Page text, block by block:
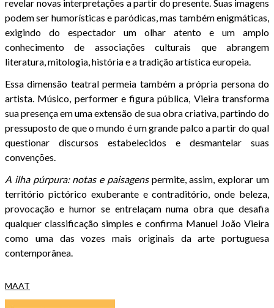
revelar novas interpretações a partir do presente. Suas imagens
podem ser humorísticas e paródicas, mas também enigmáticas,
exigindo do espectador um olhar atento e um amplo
conhecimento de associações culturais que abrangem
literatura, mitologia, história e a tradição artística europeia.
Essa dimensão teatral permeia também a própria persona do
artista. Músico, performer e figura pública, Vieira transforma
sua presença em uma extensão de sua obra criativa, partindo do
pressuposto de que o mundo é um grande palco a partir do qual
questionar discursos estabelecidos e desmantelar suas
convenções.
A ilha púrpura: notas e paisagenspermite, assim, explorar um
território pictórico exuberante e contraditório, onde beleza,
provocação e humor se entrelaçam numa obra que desafia
qualquer classificação simples e confirma Manuel João Vieira
como uma das vozes mais originais da arte portuguesa
contemporânea.
MAAT